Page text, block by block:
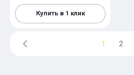
Купить в 1 клик
1 2